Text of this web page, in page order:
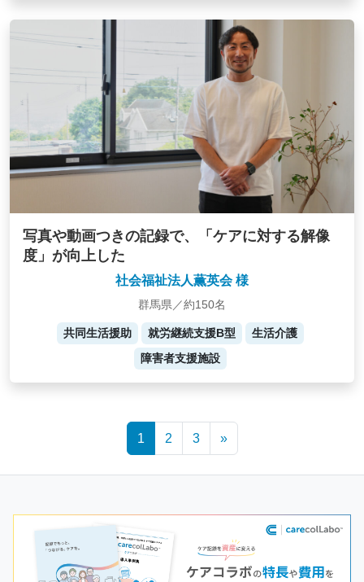
写真や動画つきの記録で、「ケアに対する解像
度」が向上した
社会福祉法人薫英会 様
群馬県／約150名
共同生活援助 就労継続支援B型
生活介護
障害者支援施設
1 2 3 »